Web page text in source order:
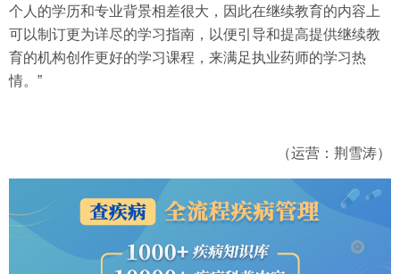
个人的学历和专业背景相差很大，因此在继续教育的内容上
可以制订更为详尽的学习指南，以便引导和提高提供继续教
育的机构创作更好的学习课程，来满足执业药师的学习热
情。”
（运营：荆雪涛）